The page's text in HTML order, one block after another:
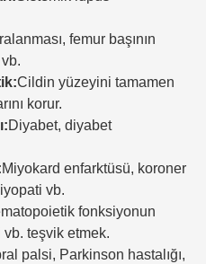
femur başının
Cildin yüzeyini tamamen
korur.
Diyabet, diyabet
Miyokard enfarktüsü, koroner
vb.
fonksiyonun
teşvik etmek.
palsi, Parkinson hastalığı,